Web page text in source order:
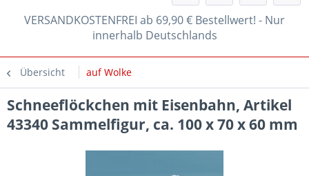
VERSANDKOSTENFREI ab 69,90 € Bestellwert! - Nur
innerhalb Deutschlands
Übersicht auf Wolke
Schneeflöckchen mit Eisenbahn, Artikel
43340 Sammelfigur, ca. 100 x 70 x 60 mm